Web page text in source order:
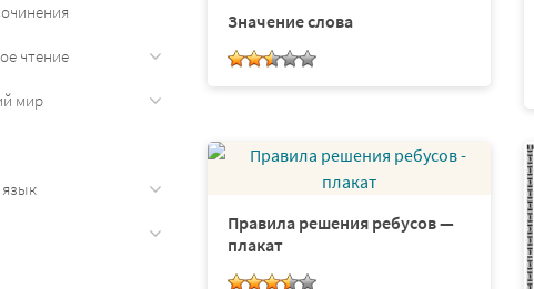
Значение слова
Правила решения ребусов —
плакат
чтение
мир